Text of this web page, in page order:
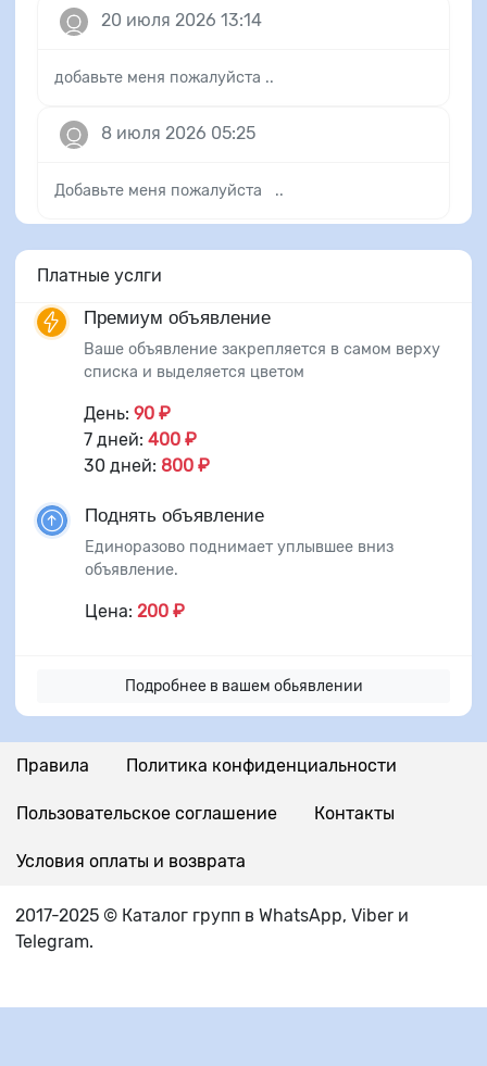
20 июля 2026 13:14
добавьте меня пожалуйста ..
8 июля 2026 05:25
Добавьте меня пожалуйста ..
Платные услги
Премиум объявление
Ваше объявление закрепляется в самом верху
списка и выделяется цветом
День: 90 ₽
7 дней: 400 ₽
30 дней: 800 ₽
Поднять объявление
Единоразово поднимает уплывшее вниз
объявление.
Цена: 200 ₽
Подробнее в вашем обьявлении
Правила Политика конфиденциальности
Пользовательское соглашение Контакты
Условия оплаты и возврата
2017-2025 © Каталог групп в WhatsApp, Viber и
Telegram.